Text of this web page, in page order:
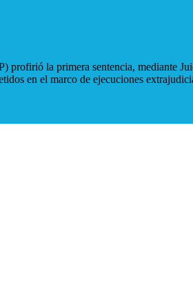
profirió la primera sentencia, mediante
en el marco de ejecuciones